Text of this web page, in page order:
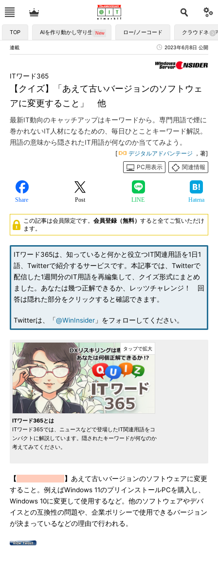
TOP AIを作り動かし守り生かす ロー/ノーコード クラウドネイ
連載 2023年6月8日 公開
【クイズ】「あえて古いバージョンのソフトウェ
アに変更すること」 他
ITワード365
最新IT動向のキャッチアップはキーワードから。専門用語で煙に
巻かれないIT人材になるための、毎日ひとことキーワード解説。
用語の意味から隠されたIT用語が何なのか当ててみよう。
[ デジタルアドバンテージ ，著]
PC用表示
関連情報
Share Post LINE Hatena
この記事は会員限定です。 会員登録（無料） すると全てご覧いただけ
ます。
ITワード365は、知っていると何かと役立つIT関連用語を1日1
語、Twitterで紹介するサービスです。本記事では、Twitterで
配信した1週間分のIT用語を再編集して、クイズ形式にまとめ
ました。あなたは幾つ正解できるか、レッツチャレンジ！ 回
答は隠れた部分をクリックすると確認できます。
Twitterは、「@WinInsider 」をフォローしてください。
ITワード365とは
ITワード365では、ニュースなどで登場したIT関連用語をコ
ンパクトに解説しています。隠されたキーワードが何なのか
考えてみてください。
【 】 あえて古いバージョンのソフトウェアに変更
すること。例えばWindows 11のプリインストールPCを購入し、
Windows 10に変更して使用するなど。他のソフトウェアやデバ
イスとの互換性の問題や、企業ポリシーで使用できるバージョン
が決まっているなどの理由で行われる。